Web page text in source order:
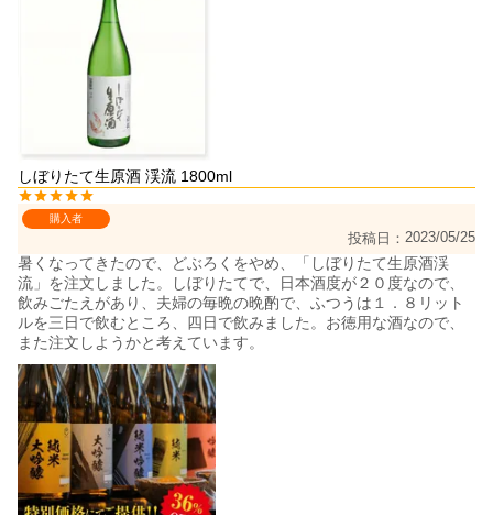
しぼりたて生原酒 渓流 1800ml
購入者
投稿日 2023/05/25
暑くなってきたので、どぶろくをやめ、「しぼりたて生原酒渓
流」を注文しました。しぼりたてで、日本酒度が２０度なので、
飲みごたえがあり、夫婦の毎晩の晩酌で、ふつうは１．８リット
ルを三日で飲むところ、四日で飲みました。お徳用な酒なので、
また注文しようかと考えています。